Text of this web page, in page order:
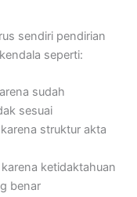
sendiri pendirian
seperti:
sudah
sesuai
struktur akta
karena ketidaktahuan
benar